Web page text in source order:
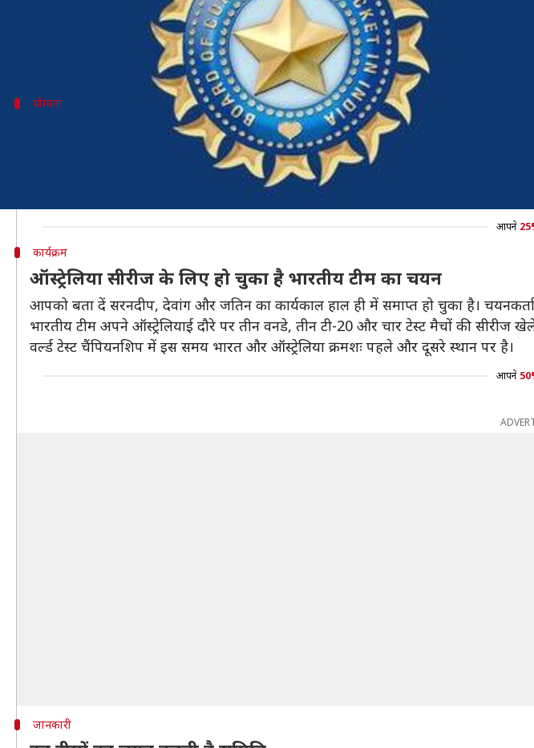
भारतीय क्रिकेट कंट्रोल बोर्ड (BCCI) ने राष्ट्रीय चयनकर्ताओं के पदों के लिए आवेदन की मांग की
बोर्ड ने उन पदों पर आवेदन की मांग की है जो सरनदीप सिंह, देवांग गांधी और जतिन
योग्यता
उमीदवारों के लिए आवश्यक योग्यता
नये चयनकर्ताओं के पद के लिए वही आवेदन कर सकते हैं, जिन्हें कम से कम सात टेस्ट या 30
इसके अलावा जिन्होंने 10 वनडे और 20 प्रथम श्रेणी मैच खेले हों, वह भी रिक्त पदों के लिए
अधिकतम आयु सीमा 60 वर्ष निर्धारित की गई है, जबकि आवेदन करने की आखिरी तारीख 15
आपने
कार्यक्रम
ऑस्ट्रेलिया सीरीज के लिए हो चुका है भारतीय टीम का चयन
आपको बता दें सरनदीप, देवांग और जतिन का कार्यकाल हाल ही में समाप्त हो चुका है।
भारतीय टीम अपने ऑस्ट्रेलियाई दौरे पर तीन वनडे, तीन टी-20 और चार टेस्ट मैचों की सीरीज
वर्ल्ड टेस्ट चैंपियनशिप में इस समय भारत और ऑस्ट्रेलिया क्रमशः पहले और दूसरे स्थान पर है।
आपने
जानकारी